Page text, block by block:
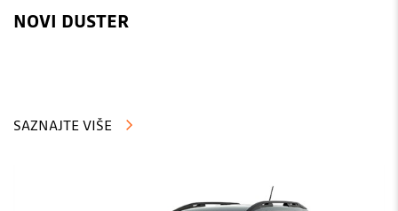
NOVI DUSTER
SAZNAJTE VIŠE